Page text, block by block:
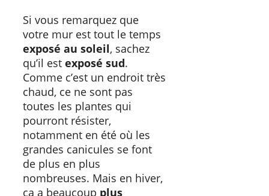
Si vous remarquez que
votre mur est tout le temps
exposé au soleil, sachez
qu’il est exposé sud.
Comme c’est un endroit très
chaud, ce ne sont pas
toutes les plantes qui
pourront résister,
notamment en été où les
grandes canicules se font
de plus en plus
nombreuses. Mais en hiver,
ça a beaucoup plus